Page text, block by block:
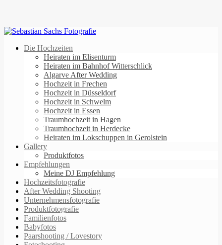
Die Hochzeiten
Heiraten im Elisenturm
Heiraten im Bahnhof Witterschlick
Algarve After Wedding
Hochzeit in Frechen
Hochzeit in Düsseldorf
Hochzeit in Schwelm
Hochzeit in Essen
Traumhochzeit in Hagen
Traumhochzeit in Herdecke
Heiraten im Lokschuppen in Gerolstein
Gallery
Produktfotos
Empfehlungen
Meine DJ Empfehlung
Hochzeitsfotografie
After Wedding Shooting
Unternehmensfotografie
Produktfotografie
Familienfotos
Babyfotos
Paarshooting / Lovestory